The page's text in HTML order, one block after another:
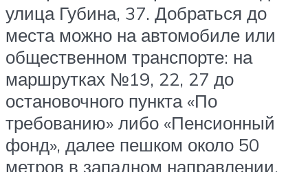
улица Губина, 37. Добраться до
места можно на автомобиле или
общественном транспорте: на
маршрутках №19, 22, 27 до
остановочного пункта «По
требованию» либо «Пенсионный
фонд», далее пешком около 50
метров в западном направлении.